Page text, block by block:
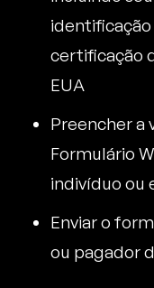
certificação
EUA
Preencher a
Formulário
indivíduo ou
Enviar o
ou pagador